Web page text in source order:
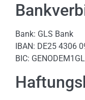
Bank: GLS Bank
IBAN: DE25 4306
BIC: